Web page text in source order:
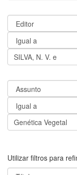
Utilizar filtros para